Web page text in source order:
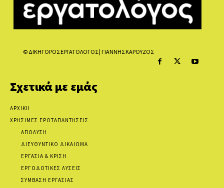
© ΔΙΚΗΓΟΡΟΣ ΕΡΓΑΤΟΛΟΓΟΣ | ΓΙΑΝΝΗΣ ΚΑΡΟΥΖΟΣ
Σχετικά με εμάς
ΑΡΧΙΚΗ
ΧΡΗΣΙΜΕΣ ΕΡΩΤΑΠΑΝΤΗΣΕΙΣ
ΑΠΟΛΥΣΗ
ΔΙΕΥΘΥΝΤΙΚΟ ΔΙΚΑΙΩΜΑ
ΕΡΓΑΣΙΑ & ΚΡΙΣΗ
ΕΡΓΟΔΟΤΙΚΕΣ ΛΥΣΕΙΣ
ΣΥΜΒΑΣΗ ΕΡΓΑΣΙΑΣ